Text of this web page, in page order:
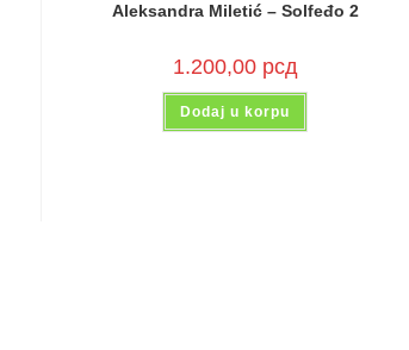
Aleksandra Miletić – Solfeđo 2
1.200,00 рсд
Dodaj u korpu